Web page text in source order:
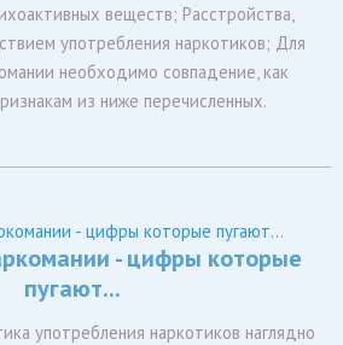
веществ; Расстройства,
употребления наркотиков; Для
необходимо совпадение, как
из ниже перечисленных.
- цифры которые
пугают...
употребления наркотиков наглядно